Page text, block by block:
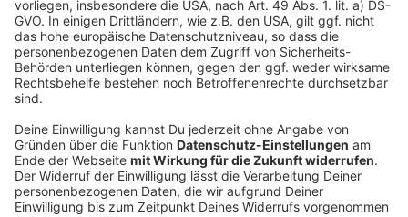
Übrigens: Bei der Höhle der Löwen hat mit
Unternehmerin Kim Lohmar schon jemand einen Deal
machen können. Ihr Shop "Astalea" bietet Duftsteine
für das Auto an. Mit dem eigenen Lieblingsparfüm kann
Wiederbefüllbare Fläschchen werden auch mit
angeboten.
Autor: Joachim Schultheis